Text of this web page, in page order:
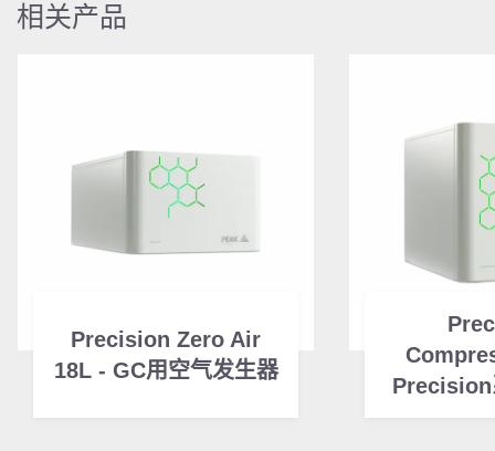
相关产品
Precision Zero Air
18L - GC用空气发生器
Precision